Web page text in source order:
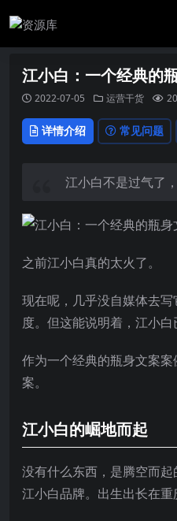
江小白：一个经典的
2022-07-05 运营干货 20
详情介绍 常见问题
江小白不是过气了
之前江小白真的太火了。
现在呢，几乎没自媒体去
度。但这能说明着，江小白
作为一个经典的瓶身文案
案。
江小白的崛地而起
没有什么东西，是腾空而
江小白品牌。出生出长在重